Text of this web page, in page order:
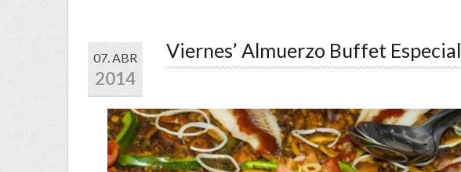
07. ABR
2014
Viernes’ Almuerzo Buffet Especial